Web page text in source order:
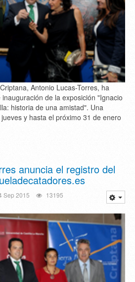
Antonio Lucas-Torres, ha
de la exposición "Ignacio
historia de una amistad". Una
y hasta el próximo 31 de enero
anuncia el registro del
Sep 2015 13195